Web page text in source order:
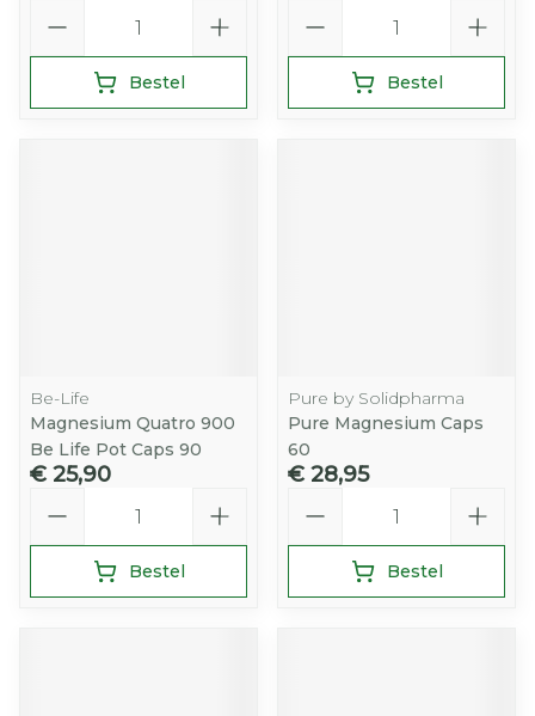
Bestel Bestel
Be-Life
Magnesium Quatro 900
Be Life Pot Caps 90
€ 25,90
Bestel
Pure by Solidpharma
Pure Magnesium Caps
60
€ 28,95
Bestel